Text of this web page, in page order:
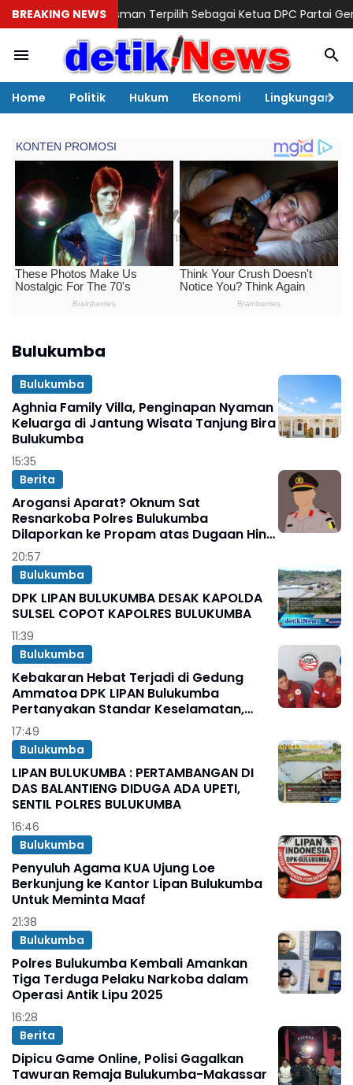
BREAKING NEWS
Andi Rosman Terpilih Sebagai Ketua DPC Partai Gerindra,
Home Politik Hukum Ekonomi Lingkungan
Bulukumba
Bulukumba
Aghnia Family Villa, Penginapan Nyaman
Keluarga di Jantung Wisata Tanjung Bira
Bulukumba
15:35
Berita
Arogansi Aparat? Oknum Sat
Resnarkoba Polres Bulukumba
Dilaporkan ke Propam atas Dugaan Hina
Korwil Binkari
20:57
Bulukumba
DPK LIPAN BULUKUMBA DESAK KAPOLDA
SULSEL COPOT KAPOLRES BULUKUMBA
11:39
Bulukumba
Kebakaran Hebat Terjadi di Gedung
Ammatoa DPK LIPAN Bulukumba
Pertanyakan Standar Keselamatan,
Pengawasan Konstruksi, Minta
Tanggungjawab Bupati.
17:49
Bulukumba
LIPAN BULUKUMBA : PERTAMBANGAN DI
DAS BALANTIENG DIDUGA ADA UPETI,
SENTIL POLRES BULUKUMBA
16:46
Bulukumba
Penyuluh Agama KUA Ujung Loe
Berkunjung ke Kantor Lipan Bulukumba
Untuk Meminta Maaf
21:38
Bulukumba
Polres Bulukumba Kembali Amankan
Tiga Terduga Pelaku Narkoba dalam
Operasi Antik Lipu 2025
16:28
Berita
Dipicu Game Online, Polisi Gagalkan
Tawuran Remaja Bulukumba-Makassar